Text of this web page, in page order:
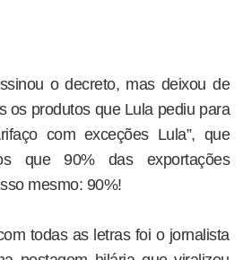
o decreto, mas deixou de
os produtos que Lula pediu para
com exceções Lula”, que
que 90% das exportações
mesmo: 90%!
todas as letras foi o jornalista